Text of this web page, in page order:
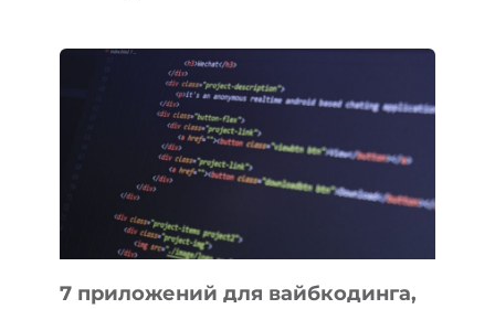
ПОЛЕЗНЫХ
ИНСТРУМЕНТОВ
ДЛЯ
РАБОТЫ
7 приложений для вайбкодинга,